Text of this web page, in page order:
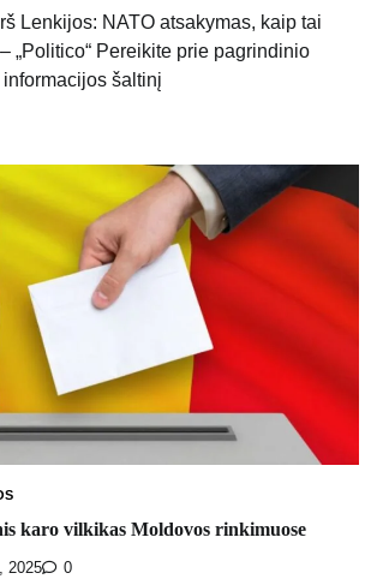
Lenkijos: NATO atsakymas, kaip tai
„Politico“ Pereikite prie pagrindinio
šaltinį
karo vilkikas Moldovos rinkimuose
2025 0